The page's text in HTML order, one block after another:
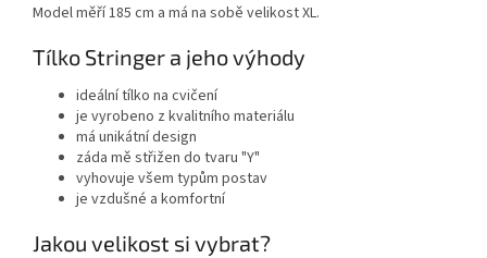
Model měří 185 cm a má na sobě velikost XL.
Tílko Stringer a jeho výhody
ideální tílko na cvičení
je vyrobeno z kvalitního materiálu
má unikátní design
záda mě střižen do tvaru "Y"
vyhovuje všem typům postav
je vzdušné a komfortní
Jakou velikost si vybrat?